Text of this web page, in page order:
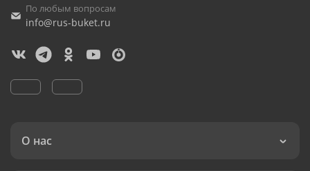
По любым вопросам
info@rus-buket.ru
О нас